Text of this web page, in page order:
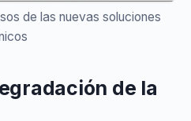
de las nuevas soluciones
de la